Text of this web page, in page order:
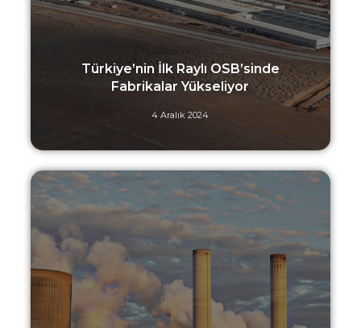
Türkiye’nin İlk Raylı OSB’sinde
Fabrikalar Yükseliyor
4 Aralık 2024